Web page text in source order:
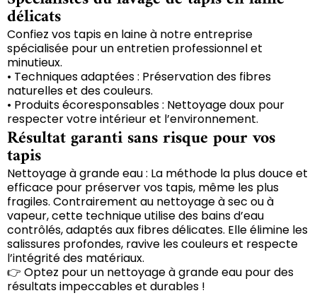
délicats
Confiez vos tapis en laine à notre entreprise
spécialisée pour un entretien professionnel et
minutieux.
• Techniques adaptées : Préservation des fibres
naturelles et des couleurs.
• Produits écoresponsables : Nettoyage doux pour
respecter votre intérieur et l’environnement.
Résultat garanti sans risque pour vos
tapis
Nettoyage à grande eau : La méthode la plus douce et
efficace pour préserver vos tapis, même les plus
fragiles. Contrairement au nettoyage à sec ou à
vapeur, cette technique utilise des bains d’eau
contrôlés, adaptés aux fibres délicates. Elle élimine les
salissures profondes, ravive les couleurs et respecte
l’intégrité des matériaux.
👉 Optez pour un nettoyage à grande eau pour des
résultats impeccables et durables !